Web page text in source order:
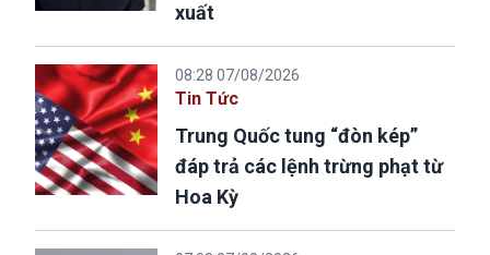
xuất
08:28 07/08/2026
Tin Tức
Trung Quốc tung “đòn kép”
đáp trả các lệnh trừng phạt từ
Hoa Kỳ